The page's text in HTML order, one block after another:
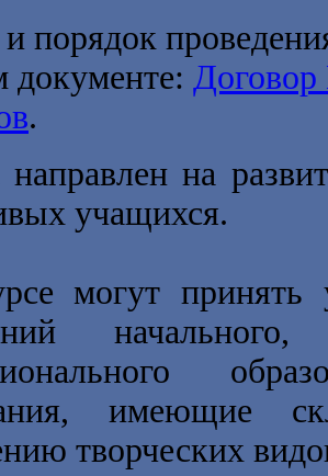
порядок
документе:
.
на
учащихся.
могут
имеющие
творческих